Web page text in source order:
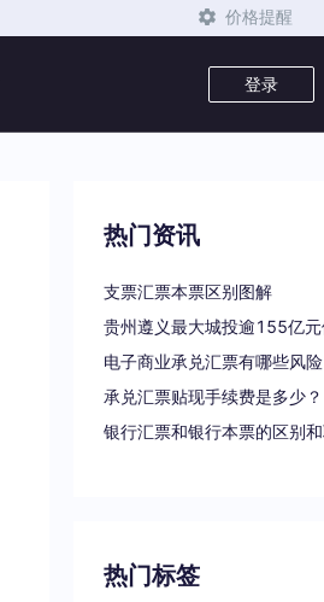
价格提醒
登录
热门资讯
支票汇票本票区别图解
电子商业承兑汇票有哪些风险
承兑汇票贴现手续费是多少？
热门标签